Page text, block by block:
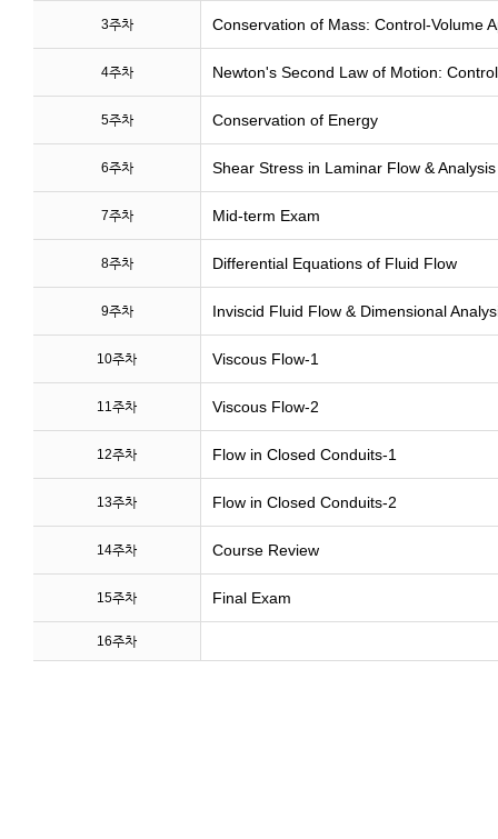
3주차 Conservation of Mass: Control-Volume
4주차 Newton's Second Law of Motion:
5주차 Conservation of Energy
6주차 Shear Stress in Laminar Flow &
7주차 Mid-term Exam
8주차 Differential Equations of Fluid Flow
9주차 Inviscid Fluid Flow & Dimensional
10주차 Viscous Flow-1
11주차 Viscous Flow-2
12주차 Flow in Closed Conduits-1
13주차 Flow in Closed Conduits-2
14주차 Course Review
15주차 Final Exam
16주차